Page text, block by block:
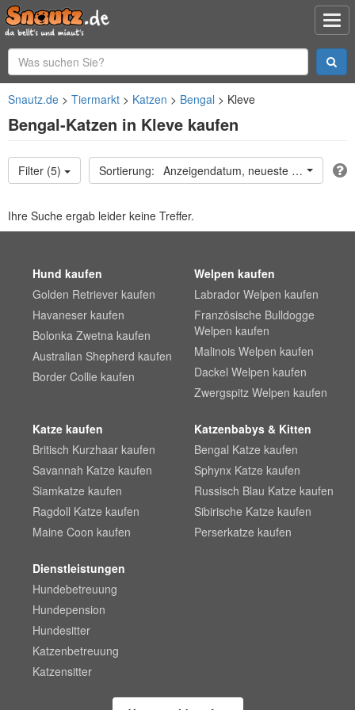
Snautz.de Tiermarkt Katzen Bengal Kleve
Bengal-Katzen in Kleve kaufen
Filter (5) Anzeigendatum, neueste oben
Ihre Suche ergab leider keine Treffer.
Hund kaufen
Golden Retriever kaufen
Havaneser kaufen
Bolonka Zwetna kaufen
Australian Shepherd kaufen
Border Collie kaufen
Welpen kaufen
Labrador Welpen kaufen
Französische Bulldogge
Welpen kaufen
Malinois Welpen kaufen
Dackel Welpen kaufen
Zwergspitz Welpen kaufen
Katze kaufen
Britisch Kurzhaar kaufen
Savannah Katze kaufen
Siamkatze kaufen
Ragdoll Katze kaufen
Maine Coon kaufen
Katzenbabys & Kitten
Bengal Katze kaufen
Sphynx Katze kaufen
Russisch Blau Katze kaufen
Sibirische Katze kaufen
Perserkatze kaufen
Dienstleistungen
Hundebetreuung
Hundepension
Hundesitter
Katzenbetreuung
Katzensitter